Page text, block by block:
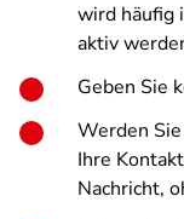
wird häufig
aktiv
Geben Sie
Werden
Ihre
Nachricht,